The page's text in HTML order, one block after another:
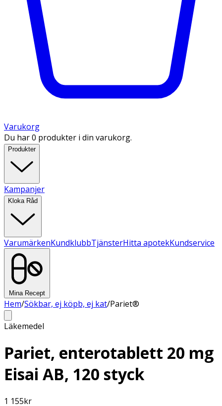
Varukorg
Du har 0 produkter i din varukorg.
Produkter
Kampanjer
Kloka Råd
VarumärkenKundklubbTjänsterHitta apotekKundservice
Mina Recept
Hem/Sökbar, ej köpb, ej kat/Pariet®
Läkemedel
Pariet, enterotablett 20 mg
Eisai AB, 120 styck
1 155kr